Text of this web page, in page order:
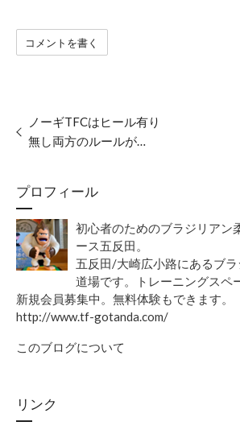
コメントを書く
ノーギTFCはヒール有り
無し両方のルールが…
プロフィール
初心者のためのブラジリアン
ース五反田。
五反田/大崎広小路にあるブ
道場です。トレーニングスペ
新規会員募集中。無料体験もできます。
http://www.tf-gotanda.com/
このブログについて
リンク